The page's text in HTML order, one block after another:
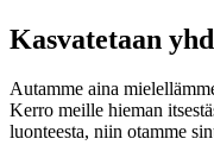
Kasvatetaan
Autamme aina
Kerro meille hieman
luonteesta, niin otamme